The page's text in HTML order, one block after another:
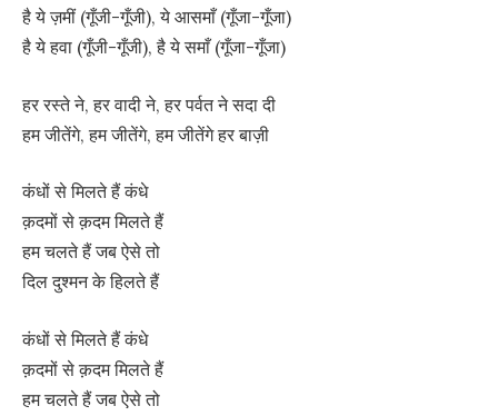
है ये ज़मीं (गूँजी-गूँजी), ये आसमाँ (गूँजा-गूँजा)
है ये हवा (गूँजी-गूँजी), है ये समाँ (गूँजा-गूँजा)
हर रस्ते ने, हर वादी ने, हर पर्वत ने सदा दी
हम जीतेंगे, हम जीतेंगे, हम जीतेंगे हर बाज़ी
कंधों से मिलते हैं कंधे
क़दमों से क़दम मिलते हैं
हम चलते हैं जब ऐसे तो
दिल दुश्मन के हिलते हैं
कंधों से मिलते हैं कंधे
क़दमों से क़दम मिलते हैं
हम चलते हैं जब ऐसे तो